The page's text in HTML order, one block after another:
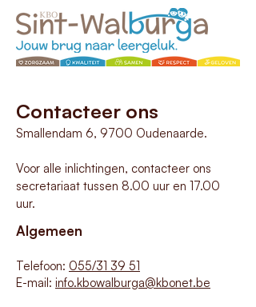
Contacteer ons
Smallendam 6, 9700 Oudenaarde.
Voor alle inlichtingen, contacteer ons
secretariaat tussen 8.00 uur en 17.00
uur.
Algemeen
Telefoon: 055/31 39 51
E-mail: info.kbowalburga@kbonet.be